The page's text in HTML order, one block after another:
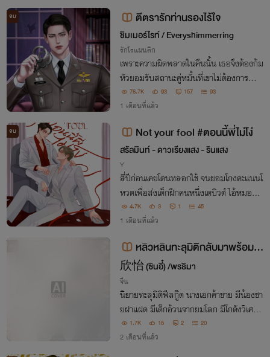
จบ ตีตรารักท่านรองไร้ใจ
ชิมเมอร์ไรท์ / Everyshimmerring
รักโรแมนติก
เพราะความผิดพลาดในคืนนั้น เธอจึงต้องก้ม
หัวยอมรับสถานะคู่หมั้นที่เขาไม่ต้องการ... แ
ละถูกพันธนาการไว้ด้วยกรงขังทีี่เรียกว่า 'คว
ามแค้น' "นับจากวินาทีนี้... แม้แต่ร่างกายข
76.7K 93 157 93
1 เดือนที่แล้ว
จบ Not your fool #ตอนนี้พี่ไม่โง่
สรัลมินท์ - ดาวเรียงแสง - รินแสง
Y
สี่ปีก่อนเคยโดนหลอกใช้ จนยอมโกงคะแนนโ
หวตเพื่อส่งเด็กฝึกคนหนึ่งเดบิวต์ ไอ้หมอนั่น
ได้ทุกสิ่งที่ต้องการ ส่วนเขาก็ต้องเสียทุกอย่า
งที่เคยมี เมื่อได้กลับมาเจอกันอีกครั้ง คราวนี
4.7K 3 1 45
1 เดือนที่แล้ว
หลิวหลินทะลุมิติกลับมาพร้อมลู
กค้า VIP (จบแล้ว)
欣怡 (ซินอี๋) /พรธิมา
จีน
นิยายทะลุมิติฟีลกู๊ด นางเอกค้าขาย มีน้องชา
ยฝาแฝด มีเด็กอ้วนจากยมโลก มีโกดังวิเศษ
พระเอกหล่อ มีฉากแก้แค้นสะใจเปิดให้อ่านจ
นจบ มีตอนพิเศษใน e-book ฝากติดตามด้ว
1.7K 15 2 20
2 เดือนที่แล้ว